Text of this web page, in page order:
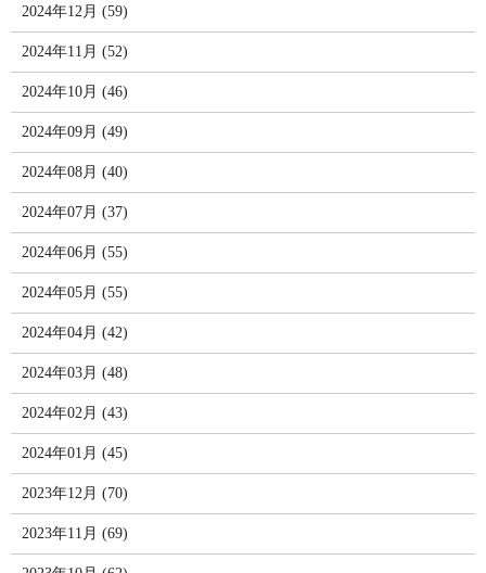
2024年12月 (59)
2024年11月 (52)
2024年10月 (46)
2024年09月 (49)
2024年08月 (40)
2024年07月 (37)
2024年06月 (55)
2024年05月 (55)
2024年04月 (42)
2024年03月 (48)
2024年02月 (43)
2024年01月 (45)
2023年12月 (70)
2023年11月 (69)